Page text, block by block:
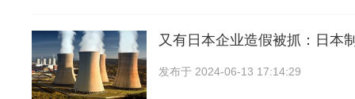
又有日本企业造假被抓：日本
发布于 2024-06-13 17:14:29